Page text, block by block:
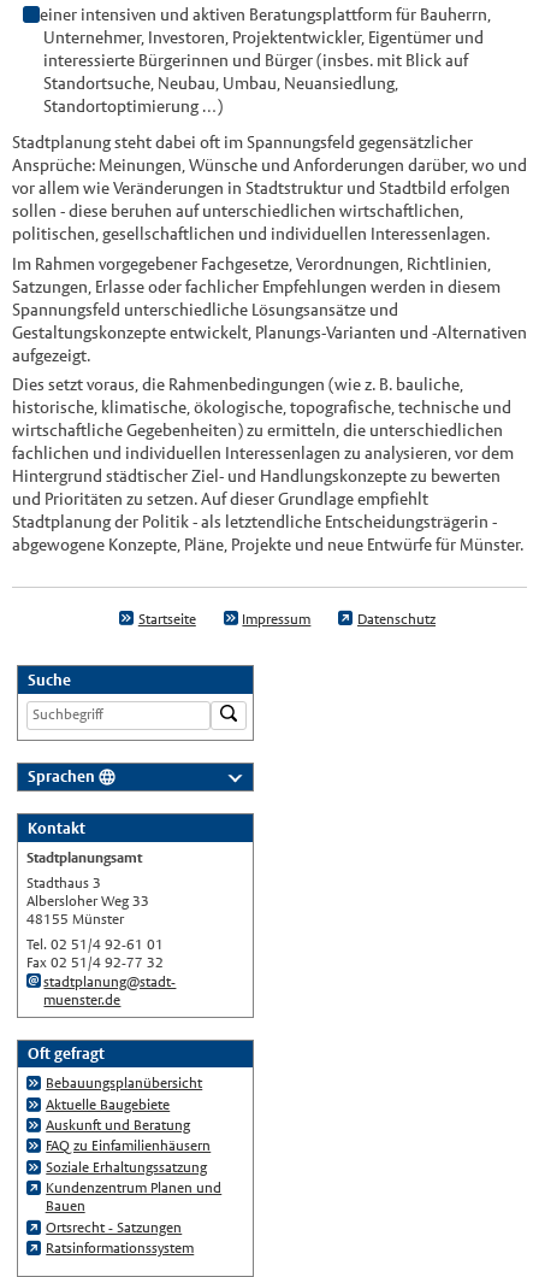
einer intensiven und aktiven Beratungsplattform für Bauherrn,
Unternehmer, Investoren, Projektentwickler, Eigentümer und
interessierte Bürgerinnen und Bürger (insbes. mit Blick auf
Standortsuche, Neubau, Umbau, Neuansiedlung,
Standortoptimierung …)
Stadtplanung steht dabei oft im Spannungsfeld gegensätzlicher
Ansprüche: Meinungen, Wünsche und Anforderungen darüber, wo und
vor allem wie Veränderungen in Stadtstruktur und Stadtbild erfolgen
sollen - diese beruhen auf unterschiedlichen wirtschaftlichen,
politischen, gesellschaftlichen und individuellen Interessenlagen.
Im Rahmen vorgegebener Fachgesetze, Verordnungen, Richtlinien,
Satzungen, Erlasse oder fachlicher Empfehlungen werden in diesem
Spannungsfeld unterschiedliche Lösungsansätze und
Gestaltungskonzepte entwickelt, Planungs-Varianten und -Alternativen
aufgezeigt.
Dies setzt voraus, die Rahmenbedingungen (wie z. B. bauliche,
historische, klimatische, ökologische, topografische, technische und
wirtschaftliche Gegebenheiten) zu ermitteln, die unterschiedlichen
fachlichen und individuellen Interessenlagen zu analysieren, vor dem
Hintergrund städtischer Ziel- und Handlungskonzepte zu bewerten
und Prioritäten zu setzen. Auf dieser Grundlage empfiehlt
Stadtplanung der Politik - als letztendliche Entscheidungsträgerin -
abgewogene Konzepte, Pläne, Projekte und neue Entwürfe für Münster.
Startseite Impressum Datenschutz
Suche
Sprachen
Nederlands
English
Українська
Türkçe
اللغة العربية
Français
Español
Polski
Русский
中文
Automatische Übersetzung, ohne
Gewähr auf Richtigkeit.
Kontakt
Stadtplanungsamt
Stadthaus 3
Albersloher Weg 33
48155 Münster
Tel. 02 51/4 92-61 01
Fax 02 51/4 92-77 32
stadtplanung@stadt-
muenster.de
Oft gefragt
Bebauungsplanübersicht
Aktuelle Baugebiete
Auskunft und Beratung
FAQ zu Einfamilienhäusern
Soziale Erhaltungssatzung
Kundenzentrum Planen und
Bauen
Ortsrecht - Satzungen
Ratsinformationssystem